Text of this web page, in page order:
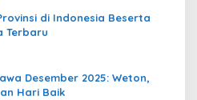
di Indonesia Beserta
Terbaru
Desember 2025: Weton,
Hari Baik